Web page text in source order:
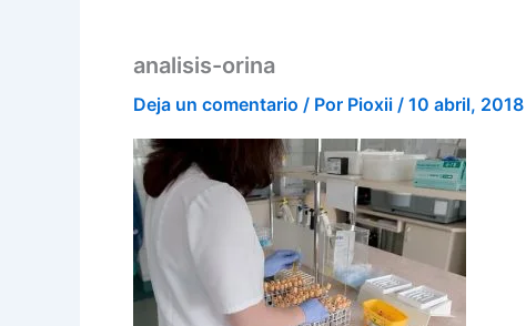
analisis-orina
Deja un comentario / Por Pioxii / 10 abril, 2018